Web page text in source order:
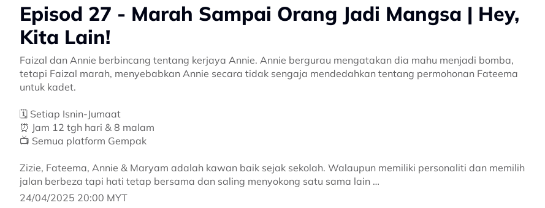
Episod 27 - Marah Sampai Orang Jadi Mangsa | Hey,
Kita Lain!
Faizal dan Annie berbincang tentang kerjaya Annie. Annie bergurau mengatakan dia mahu menjadi bomba,
tetapi Faizal marah, menyebabkan Annie secara tidak sengaja mendedahkan tentang permohonan Fateema
untuk kadet.
🗓 Setiap Isnin-Jumaat
⏰️ Jam 12 tgh hari & 8 malam
📺 Semua platform Gempak
Zizie, Fateema, Annie & Maryam adalah kawan baik sejak sekolah. Walaupun memiliki personaliti dan memilih
jalan berbeza tapi hati tetap bersama dan saling menyokong satu sama lain
24/04/2025 20:00 MYT